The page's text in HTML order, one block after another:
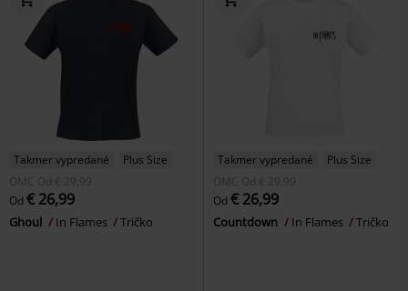
Takmer vypredané
Plus Size
OMC Od € 29,99
Od € 26,99
Ghoul In Flames Tričko
Takmer vypredané
Plus Size
OMC Od € 29,99
Od € 26,99
Countdown In Flames Tričko